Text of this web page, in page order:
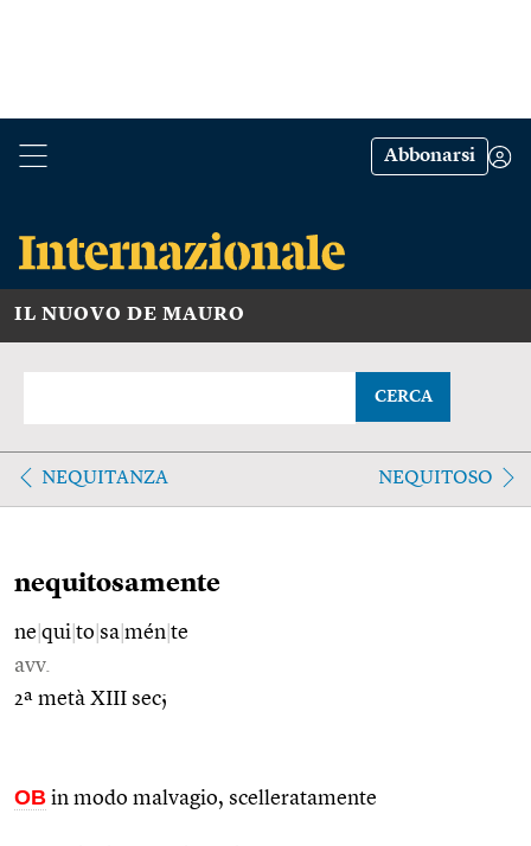
Abbonarsi
IL NUOVO DE MAURO
CERCA
NEQUITANZA NEQUITOSO
nequitosamente
ne qui to sa mén te
avv.
2ª metà XIII sec;
OB in modo malvagio, scelleratamente